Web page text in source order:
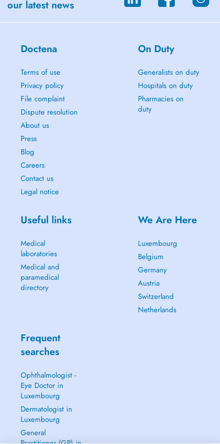
our latest news
Doctena
Terms of use
Privacy policy
File complaint
Dispute resolution
About us
Press
Blog
Careers
Contact us
Legal notice
On Duty
Generalists on duty
Hospitals on duty
Pharmacies on
duty
Useful links
Medical
laboratories
Medical and
paramedical
directory
We Are Here
Luxembourg
Belgium
Germany
Austria
Switzerland
Netherlands
Frequent
searches
Ophthalmologist -
Eye Doctor in
Luxembourg
Dermatologist in
Luxembourg
General